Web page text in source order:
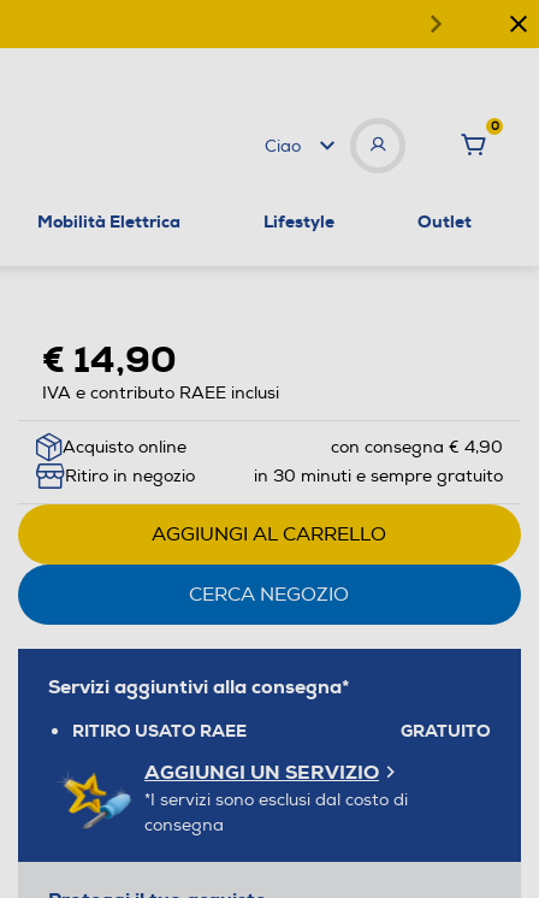
Ciao
0
Mobilità Elettrica Lifestyle Outlet
€ 14,90
IVA e contributo RAEE inclusi
Acquisto online
con consegna € 4,90
Ritiro in negozio
in 30 minuti e sempre gratuito
AGGIUNGI AL CARRELLO
CERCA NEGOZIO
Servizi aggiuntivi alla consegna*
RITIRO USATO RAEE GRATUITO
AGGIUNGI UN SERVIZIO
*I servizi sono esclusi dal costo di
consegna